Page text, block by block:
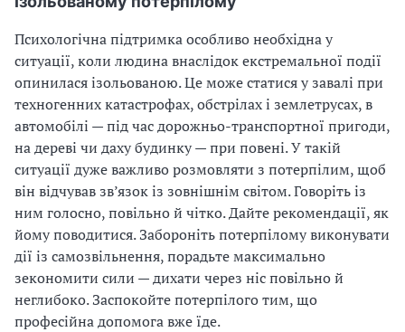
Психологічна підтримка особливо необхідна у
ситуації, коли людина внаслідок екстремальної події
опинилася ізольованою. Це може статися у завалі при
техногенних катастрофах, обстрілах і землетрусах, в
автомобілі — під час дорожньо-транспортної пригоди,
на дереві чи даху будинку — при повені. У такій
ситуації дуже важливо розмовляти з потерпілим, щоб
він відчував зв’язок із зовнішнім світом. Говоріть із
ним голосно, повільно й чітко. Дайте рекомендації, як
йому поводитися. Забороніть потерпілому виконувати
дії із самозвільнення, порадьте максимально
зекономити сили — дихати через ніс повільно й
неглибоко. Заспокойте потерпілого тим, що
професійна допомога вже їде.